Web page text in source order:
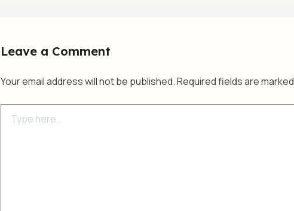
Leave a Comment
Your email address will not be published.Required fields are marked
here..